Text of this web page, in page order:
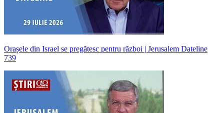
Orașele din Israel se pregătesc pentru război | Jerusalem Dateline
739